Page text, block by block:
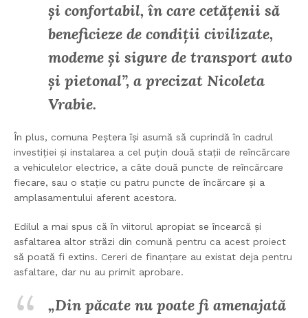
și confortabil, în care cetăţenii să
beneficieze de condiții civilizate,
modeme și sigure de transport auto
și pietonal”, a precizat Nicoleta
Vrabie.
În plus, comuna Peștera își asumă să cuprindă în cadrul
investiției și instalarea a cel puţin două stații de reîncărcare
a vehiculelor electrice, a câte două puncte de reîncărcare
fiecare, sau o stație cu patru puncte de încărcare și a
amplasamentului aferent acestora.
Edilul a mai spus că în viitorul apropiat se încearcă și
asfaltarea altor străzi din comună pentru ca acest proiect
să poată fi extins. Cereri de finanțare au existat deja pentru
asfaltare, dar nu au primit aprobare.
„Din păcate nu poate fi amenajată